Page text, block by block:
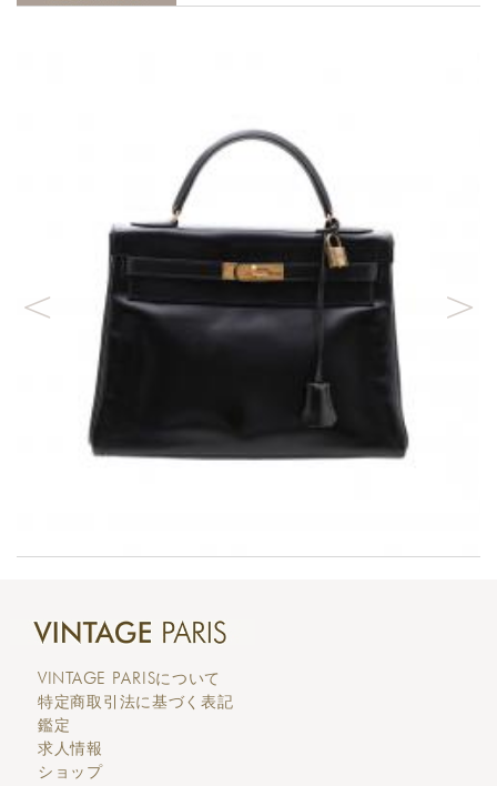
VINTAGE PARISについて
特定商取引法に基づく表記
鑑定
求人情報
ショップ